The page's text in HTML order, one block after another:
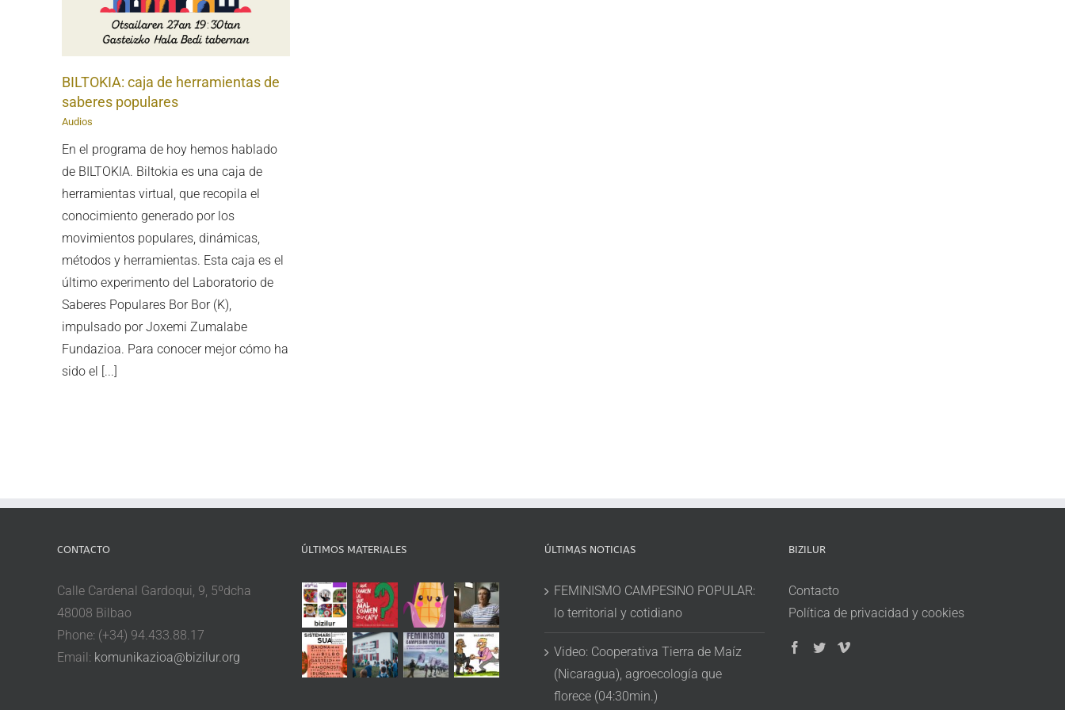
BILTOKIA: caja de herramientas de
saberes populares
Audios
En el programa de hoy hemos hablado
de BILTOKIA. Biltokia es una caja de
herramientas virtual, que recopila el
conocimiento generado por los
movimientos populares, dinámicas,
métodos y herramientas. Esta caja es el
último experimento del Laboratorio de
Saberes Populares Bor Bor (K),
impulsado por Joxemi Zumalabe
Fundazioa. Para conocer mejor cómo ha
sido el [...]
CONTACTO
Calle Cardenal Gardoqui, 9, 5ºdcha
48008 Bilbao
Phone: (+34) 94.433.88.17
Email: komunikazioa@bizilur.org
ÚLTIMOS MATERIALES ÚLTIMAS NOTICIAS
FEMINISMO CAMPESINO POPULAR:
lo territorial y cotidiano
Video: Cooperativa Tierra de Maíz
(Nicaragua), agroecología que
florece (04:30min.)
BIZILUR
Contacto
Política de privacidad y cookies